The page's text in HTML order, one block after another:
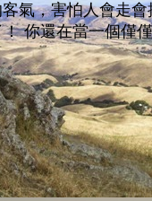
氣，害怕人會走
你還在當一個僅